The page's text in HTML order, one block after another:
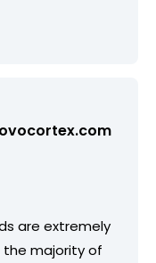
are extremely
the majority of